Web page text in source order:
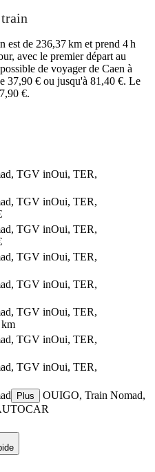
est de 236,37 km et prend 4 h
avec le premier départ au
de voyager de Caen à
37,90 € ou jusqu'à 81,40 €. Le
€.
TGV inOui, TER,
TGV inOui, TER,
TGV inOui, TER,
TGV inOui, TER,
TGV inOui, TER,
TGV inOui, TER,
km
TGV inOui, TER,
TGV inOui, TER,
Plus
OUIGO, Train Nomad,
© CARTO, ©OpenStreetMap